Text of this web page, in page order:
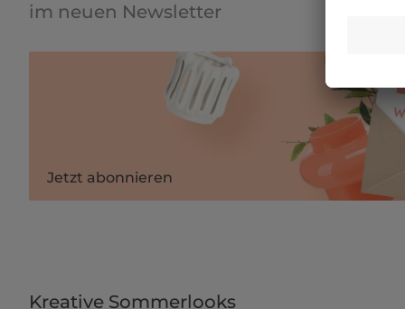
im neuen Newsletter
Jetzt abonnieren
Kreative Sommerlooks